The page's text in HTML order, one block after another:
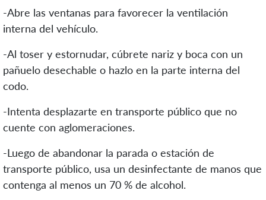
-Abre las ventanas para favorecer la ventilación
interna del vehículo.
-Al toser y estornudar, cúbrete nariz y boca con un
pañuelo desechable o hazlo en la parte interna del
codo.
-Intenta desplazarte en transporte público que no
cuente con aglomeraciones.
-Luego de abandonar la parada o estación de
transporte público, usa un desinfectante de manos que
contenga al menos un 70 % de alcohol.